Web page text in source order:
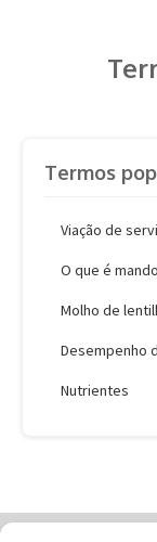
Termos
Viação de
O que é
Molho de
Desempenho
Nutrientes